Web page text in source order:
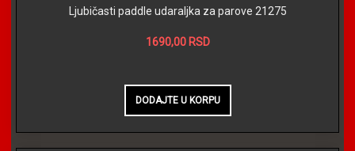
Ljubičasti paddle udaraljka za parove 21275
1690,00 RSD